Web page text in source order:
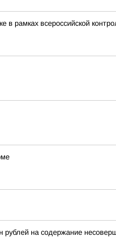
в рамках всероссийской
на содержание